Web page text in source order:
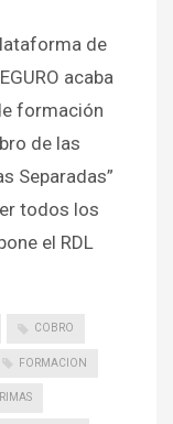
de
acaba
formación
de las
Separadas”
todos los
el RDL
COBRO
FORMACION